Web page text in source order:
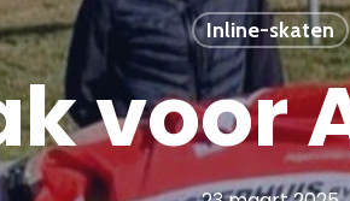
Inline-skaten
voor